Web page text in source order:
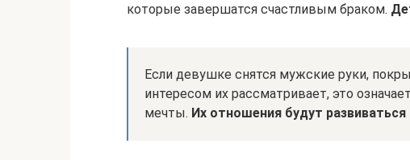
которые завершатся счастливым браком.
Если девушке снятся мужские руки,
интересом их рассматривает, это
мечты. Их отношения будут развиваться